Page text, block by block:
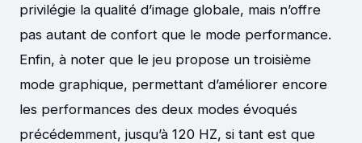
privilégie la qualité d’image globale, mais n’offre
pas autant de confort que le mode performance.
Enfin, à noter que le jeu propose un troisième
mode graphique, permettant d’améliorer encore
les performances des deux modes évoqués
précédemment, jusqu’à 120 HZ, si tant est que